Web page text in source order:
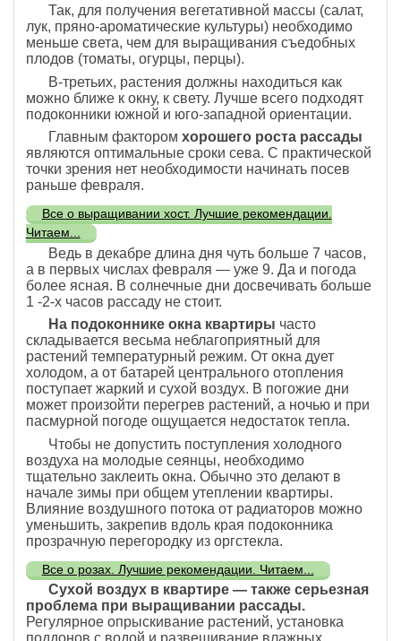
Так, для получения вегетативной массы (салат,
лук, пряно-ароматические культуры) необходимо
меньше света, чем для выращивания съедобных
плодов (томаты, огурцы, перцы).
В-третьих, растения должны находиться как
можно ближе к окну, к свету. Лучше всего подходят
подоконники южной и юго-западной ориентации.
Главным фактором хорошего роста рассады
являются оптимальные сроки сева. С практической
точки зрения нет необходимости начинать посев
раньше февраля.
Все о выращивании хост. Лучшие рекомендации.
Читаем...
Ведь в декабре длина дня чуть больше 7 часов,
а в первых числах февраля — уже 9. Да и погода
более ясная. В солнечные дни досвечивать больше
1 -2-х часов рассаду не стоит.
На подоконнике окна квартиры часто
складывается весьма неблагоприятный для
растений температурный режим. От окна дует
холодом, а от батарей центрального отопления
поступает жаркий и сухой воздух. В погожие дни
может произойти перегрев растений, а ночью и при
пасмурной погоде ощущается недостаток тепла.
Чтобы не допустить поступления холодного
воздуха на молодые сеянцы, необходимо
тщательно заклеить окна. Обычно это делают в
начале зимы при общем утеплении квартиры.
Влияние воздушного потока от радиаторов можно
уменьшить, закрепив вдоль края подоконника
прозрачную перегородку из оргстекла.
Все о розах. Лучшие рекомендации. Читаем...
Сухой воздух в квартире — также серьезная
проблема при выращивании рассады.
Регулярное опрыскивание растений, установка